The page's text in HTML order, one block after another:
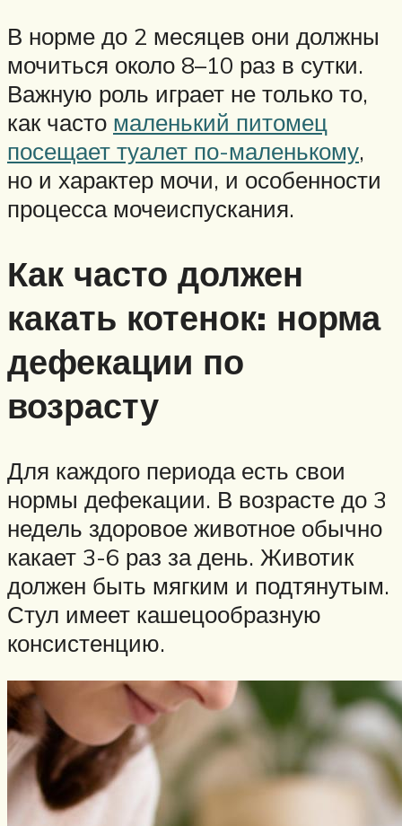
В норме до 2 месяцев они должны
мочиться около 8–10 раз в сутки.
Важную роль играет не только то,
как часто маленький питомец
посещает туалет по-маленькому,
но и характер мочи, и особенности
процесса мочеиспускания.
Как часто должен
какать котенок: норма
дефекации по
возрасту
Для каждого периода есть свои
нормы дефекации. В возрасте до 3
недель здоровое животное обычно
какает 3-6 раз за день. Животик
должен быть мягким и подтянутым.
Стул имеет кашецообразную
консистенцию.